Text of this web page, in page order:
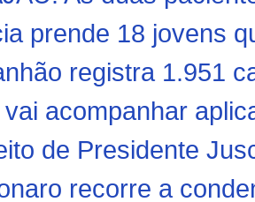
prende 18 jovens
registra 1.951
acompanhar
de Presidente
recorre a